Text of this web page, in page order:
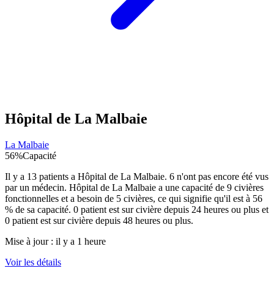
Hôpital de La Malbaie
La Malbaie
56%Capacité
Il y a 13 patients a Hôpital de La Malbaie. 6 n'ont pas encore été vus
par un médecin. Hôpital de La Malbaie a une capacité de 9 civières
fonctionnelles et a besoin de 5 civières, ce qui signifie qu'il est à 56
% de sa capacité. 0 patient est sur civière depuis 24 heures ou plus et
0 patient est sur civière depuis 48 heures ou plus.
Mise à jour : il y a 1 heure
Voir les détails